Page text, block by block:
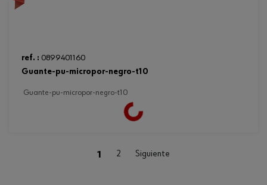
ref. : 0899401160
guante-pu-micropor-negro-t10
guante-pu-micropor-negro-t10
Loading...
1 (current)
2 Siguiente